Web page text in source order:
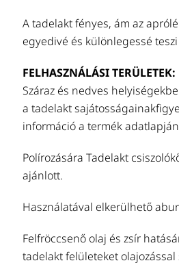
A tadelakt fényes, ám az
egyedivé és különlegessé
FELHASZNÁLÁSI TERÜLETEK:
Száraz és nedves
a tadelakt
információ a termék
Polírozására Tadelakt
ajánlott.
Használatával elkerülhető
Felfröccsenő olaj és zsír
tadelakt felületeket